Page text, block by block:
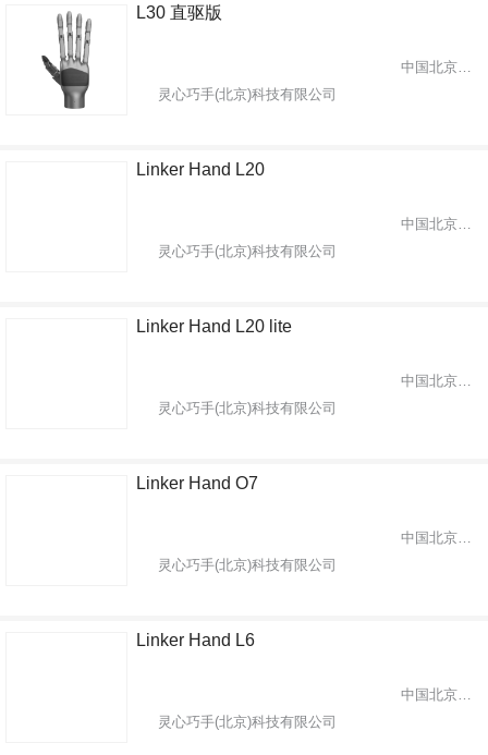
L30 直驱版
中国北京市海淀区
灵心巧手(北京)科技有限公司
Linker Hand L20
中国北京市海淀区
灵心巧手(北京)科技有限公司
Linker Hand L20 lite
中国北京市海淀区
灵心巧手(北京)科技有限公司
Linker Hand O7
中国北京市海淀区
灵心巧手(北京)科技有限公司
Linker Hand L6
中国北京市海淀区
灵心巧手(北京)科技有限公司